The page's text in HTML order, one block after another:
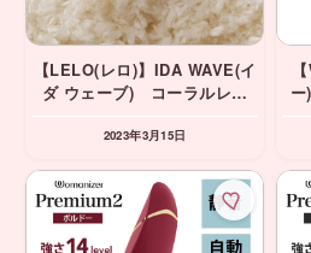
【LELO(レロ)】IDA WAVE(イ
ダ ウェーブ) コーラルレッ
2023年3月15日